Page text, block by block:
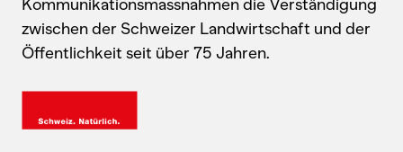
Kommunikationsmassnahmen die Verständigung
zwischen der Schweizer Landwirtschaft und der
Öffentlichkeit seit über 75 Jahren.